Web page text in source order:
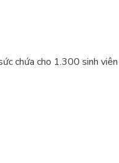
chứa cho 1.300 sinh